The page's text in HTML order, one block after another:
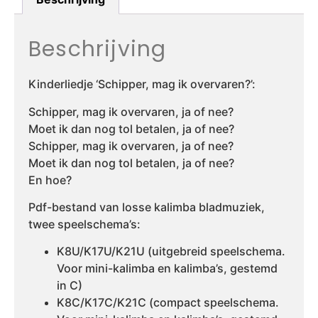
Beschrijving
Kinderliedje ‘Schipper, mag ik overvaren?’:
Schipper, mag ik overvaren, ja of nee?
Moet ik dan nog tol betalen, ja of nee?
Schipper, mag ik overvaren, ja of nee?
Moet ik dan nog tol betalen, ja of nee?
En hoe?
Pdf-bestand van losse kalimba bladmuziek,
twee speelschema’s:
K8U/K17U/K21U (uitgebreid speelschema.
Voor mini-kalimba en kalimba’s, gestemd
in C)
K8C/K17C/K21C (compact speelschema.